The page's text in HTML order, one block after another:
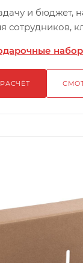
и бюджет,
сотрудников,